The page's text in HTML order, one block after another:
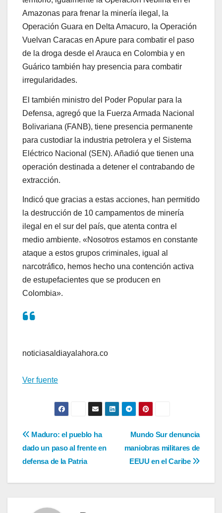
Amazonas para frenar la minería ilegal, la
Operación Guara en Delta Amacuro, la Operación
Vuelvan Caracas en Apure para combatir el paso
de la droga desde el Arauca en Colombia y en
Guárico también hay presencia para combatir
irregularidades.
El también ministro del Poder Popular para la
Defensa, agregó que la Fuerza Armada Nacional
Bolivariana (FANB), tiene presencia permanente
para custodiar la industria petrolera y el Sistema
Eléctrico Nacional (SEN). Añadió que tienen una
operación destinada a detener el contrabando de
extracción.
Indicó que gracias a estas acciones, han permitido
la destrucción de 10 campamentos de minería
ilegal en el sur del país, que atenta contra el
medio ambiente. «Nosotros estamos en constante
ataque a estos grupos criminales, igual al
narcotráfico, hemos hecho una contención activa
de estupefacientes que se producen en
Colombia».
noticiasaldiayalahora.co
Ver fuente
Navegación
de
entradas
Mundo Sur denuncia
maniobras militares de
EEUU en el Caribe
Maduro: el pueblo ha
dado un paso al frente en
defensa de la Patria